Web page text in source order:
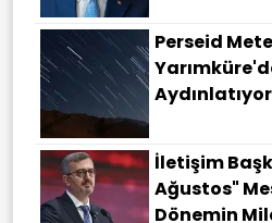
Perseid
Aydınlatıyor
İletişim
Ağustos"
Dönemin